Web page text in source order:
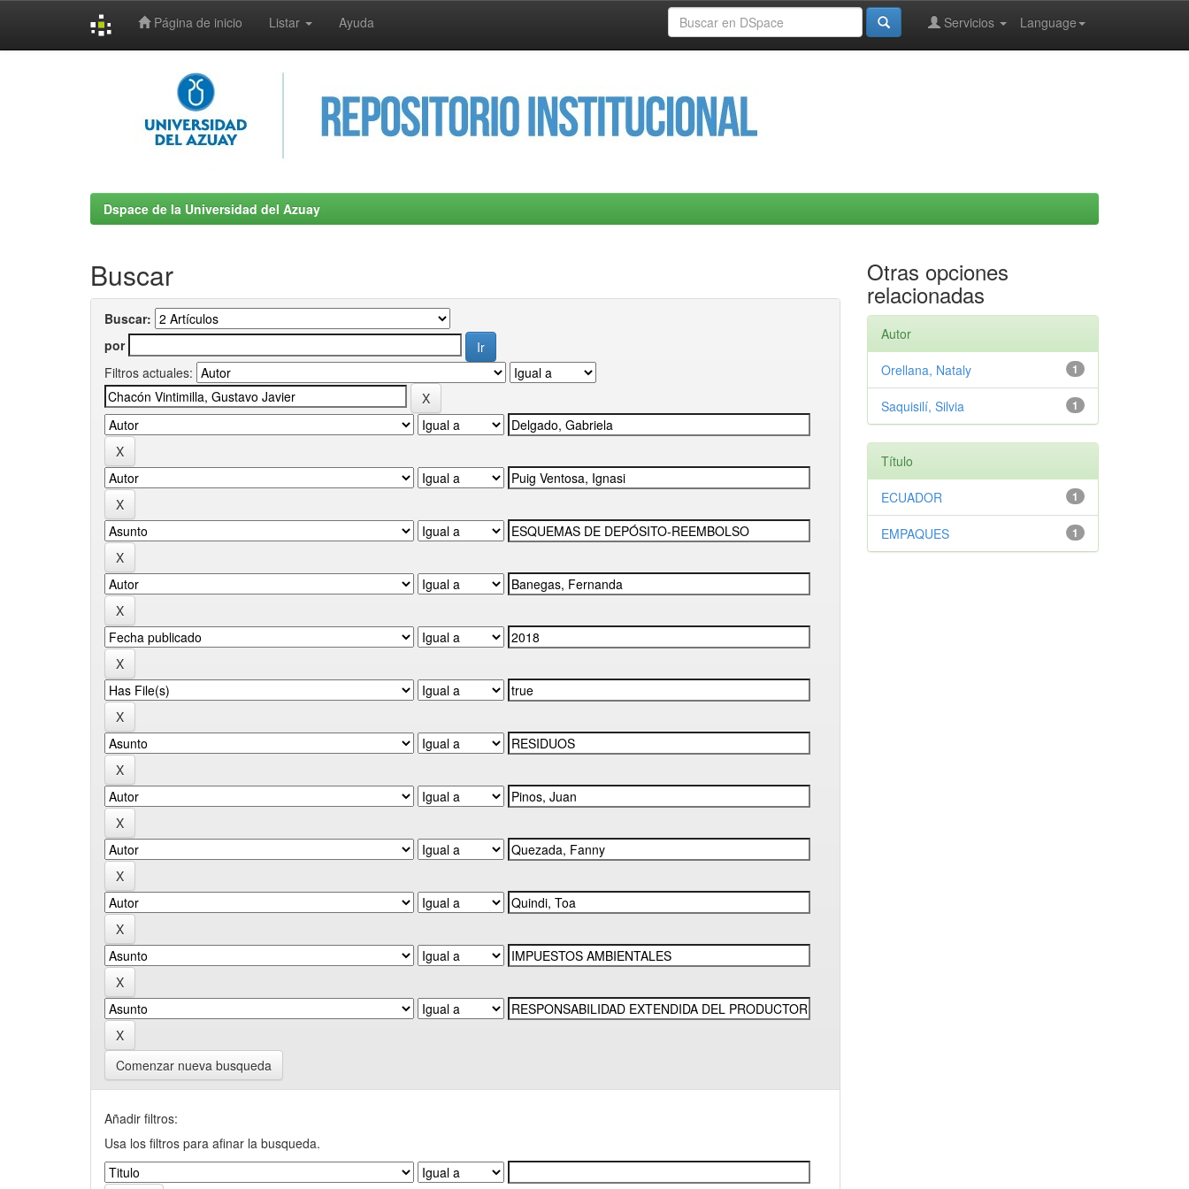
Página de inicio Listar Ayuda Language
Servicios
Dspace de la Universidad del Azuay
Buscar
Buscar:
por
Filtros actuales:
Comenzar nueva busqueda
Añadir filtros:
Usa los filtros para afinar la busqueda.
Otras opciones
relacionadas
Autor
1
Orellana, Nataly
1
Saquisilí, Silvia
Título
1
ECUADOR
1
EMPAQUES